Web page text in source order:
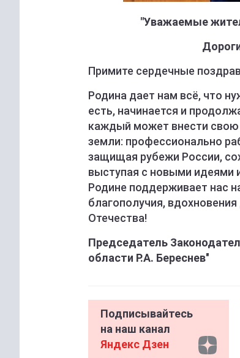
"Уважаемые
Примите сердечные
Родина дает нам всё, что
есть, начинается и
каждый может внести свою
земли: профессионально
защищая рубежи России,
выступая с новыми идеями
Родине поддерживает нас
благополучия,
Отечества!
Председатель
области Р.А. Береснев"
Подписывайтесь
на наш канал
Яндекс Дзен